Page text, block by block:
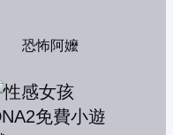
恐怖阿嬤